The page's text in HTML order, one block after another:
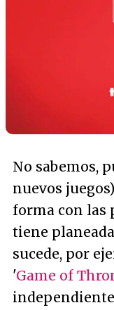
No sabemos,
nuevos
forma con las
tiene
sucede, por
'Game of